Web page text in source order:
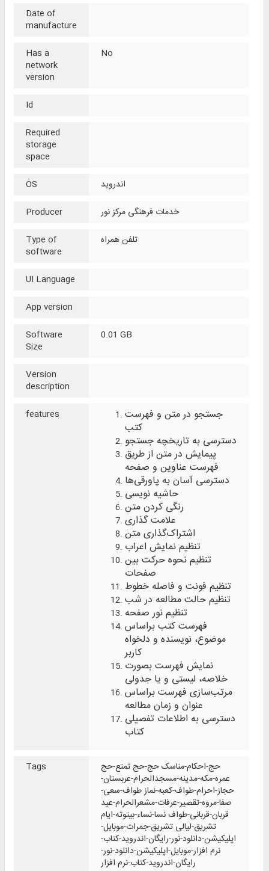
Date of
manufacture
Has a
network
version
No
Id
Required
storage
space
OS
اندروید
Producer
خدمات فرهنگی مرکز نور
Type of
software
تلفن همراه
UI Language
App version
Software
Size
0.01 GB
Version
description
features
جستجو در متن و فهرست
کتب
دسترسی به تاریخچه جستجو
پیمایش در متن از طریق
فهرست عناوین و صفحه
دسترسی آسان به پاورقی‌ها
حاشیه نویسی
رنگی کردن متن
علامت گذاری
اشتراک‌گذاری متن
تنظیم نمایش اعراب
تنظیم نحوه حرکت بین
صفحات
تنظیم فونت و فاصله خطوط
تنظیم حالت مطالعه در شب
تنظیم نور صفحه
فهرست کتب براساس
موضوع، نویسنده و دلخواه
کاربر
نمایش فهرست بصورت
خلاصه، لیستی و یا جدولی
مرتب‌سازی فهرست براساس
عنوان و زمان مطالعه
دسترسی به اطلاعات تفصیلی
کتاب
Tags
حج-احکام-مناسک حج-حج تمتع-حج
عمره-مکه-مدینه-مسجدالحرام-عربستان-
حجاز-احرام-طواف-کعبه-نماز طواف-سعی-
صفا-مروه-تقصیر-عرفات-مشعرالحرام-عید
قربان-قربانی-طواف نسا-نساء-بیتوته-ایام
تشریق-لیالی تشریق-جمرات-موبایل-
اپلیکیشن-دانلود-نور-رایگان-اندروید-کتاب-
نرم افزار-موبایل-اپلیکیشن-دانلود-نور-
رایگان-اندروید-کتاب-نرم افزار